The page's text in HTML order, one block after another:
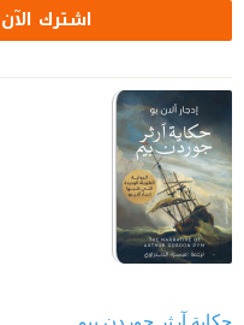
اشترك الآن
حكاية آرثر جوردن بيم